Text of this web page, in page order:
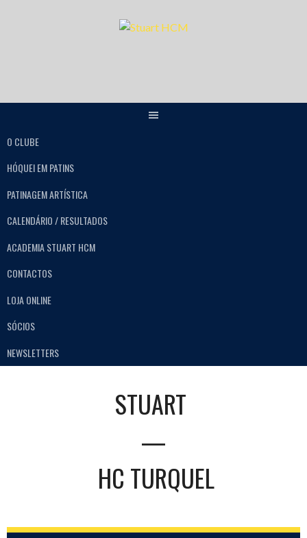
O CLUBE
HÓQUEI EM PATINS
PATINAGEM ARTÍSTICA
CALENDÁRIO / RESULTADOS
ACADEMIA STUART HCM
CONTACTOS
LOJA ONLINE
SÓCIOS
NEWSLETTERS
STUART
—
HC TURQUEL